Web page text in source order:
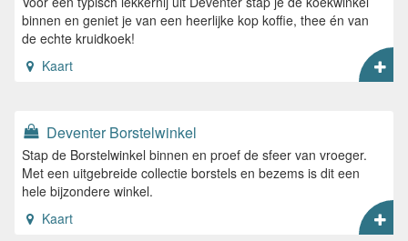
binnen en geniet je van een heerlijke kop koffie, thee én van
de echte kruidkoek!
Kaart
Deventer Borstelwinkel
Stap de Borstelwinkel binnen en proef de sfeer van vroeger.
Met een uitgebreide collectie borstels en bezems is dit een
hele bijzondere winkel.
Kaart